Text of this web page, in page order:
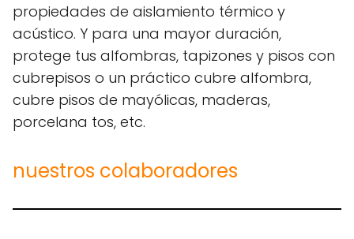
propiedades de aislamiento térmico y
acústico. Y para una mayor duración,
protege tus alfombras, tapizones y pisos con
cubrepisos o un práctico cubre alfombra,
cubre pisos de mayólicas, maderas,
porcelana tos, etc.
nuestros colaboradores